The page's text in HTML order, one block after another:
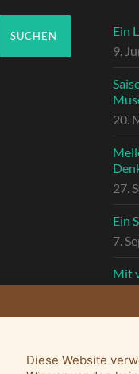
Ein
9.
20.
27.
Ein
7.
Mit
Diese Website